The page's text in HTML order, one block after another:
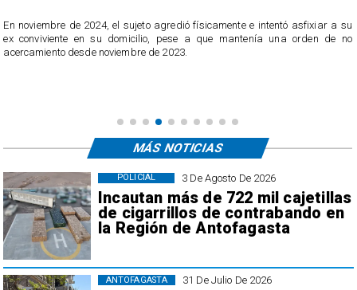
En noviembre de 2024, el sujeto agredió físicamente e intentó asfixiar a su
ex conviviente en su domicilio, pese a que mantenía una orden de no
acercamiento desde noviembre de 2023.
3 De Agosto De 2026
Incautan más de 722 mil cajetillas
de cigarrillos de contrabando en
la Región de Antofagasta
POLICIAL
31 De Julio De 2026
ANTOFAGASTA
MÁS NOTICIAS